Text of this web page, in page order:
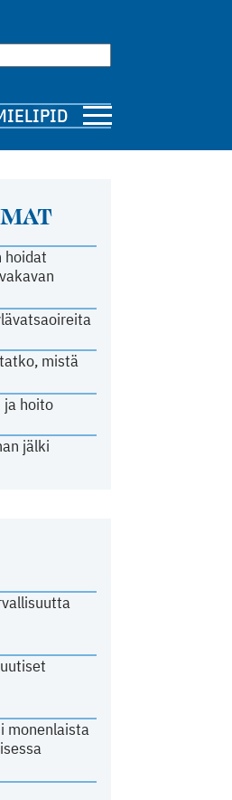
hoidat
mistä
ja hoito
jälki
monenlaista